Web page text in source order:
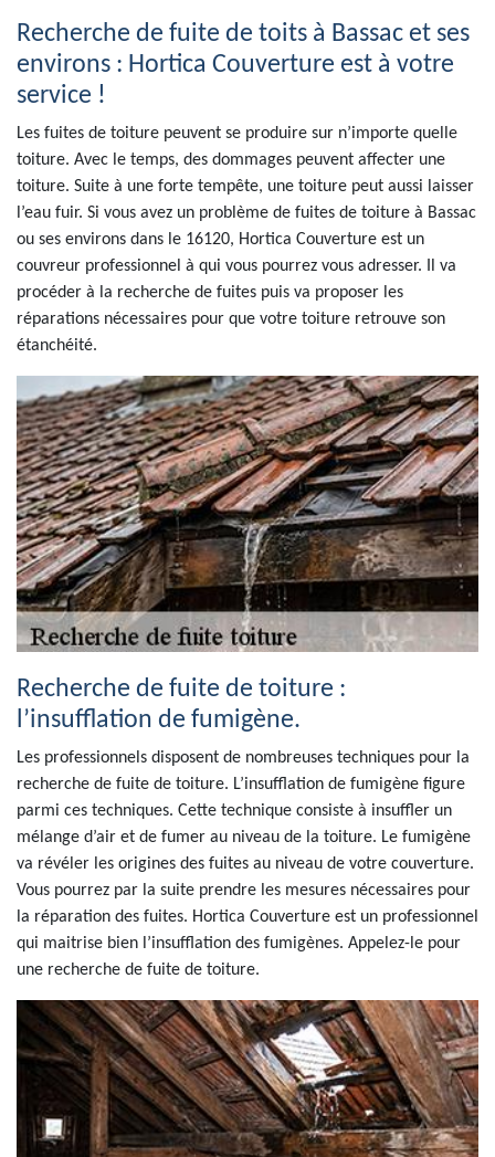
Recherche de fuite de toits à Bassac et ses
environs : Hortica Couverture est à votre
service !
Les fuites de toiture peuvent se produire sur n’importe quelle
toiture. Avec le temps, des dommages peuvent affecter une
toiture. Suite à une forte tempête, une toiture peut aussi laisser
l’eau fuir. Si vous avez un problème de fuites de toiture à Bassac
ou ses environs dans le 16120, Hortica Couverture est un
couvreur professionnel à qui vous pourrez vous adresser. Il va
procéder à la recherche de fuites puis va proposer les
réparations nécessaires pour que votre toiture retrouve son
étanchéité.
Recherche de fuite de toiture :
l’insufflation de fumigène.
Les professionnels disposent de nombreuses techniques pour la
recherche de fuite de toiture. L’insufflation de fumigène figure
parmi ces techniques. Cette technique consiste à insuffler un
mélange d’air et de fumer au niveau de la toiture. Le fumigène
va révéler les origines des fuites au niveau de votre couverture.
Vous pourrez par la suite prendre les mesures nécessaires pour
la réparation des fuites. Hortica Couverture est un professionnel
qui maitrise bien l’insufflation des fumigènes. Appelez-le pour
une recherche de fuite de toiture.